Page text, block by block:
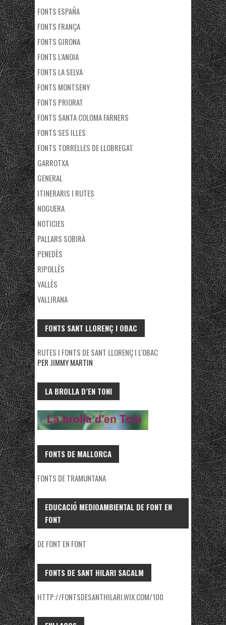
FONTS ESPAÑA
FONTS FRANÇA
FONTS GIRONA
FONTS L'ANOIA
FONTS LA SELVA
FONTS MONTSENY
FONTS PRIORAT
FONTS SANTA COLOMA FARNERS
FONTS SES ILLES
FONTS TORRELLES DE LLOBREGAT
GARROTXA
GENERAL
ITINERARIS I RUTES
NOGUERA
NOTICIES
PALLARS SOBIRÀ
PENEDÈS
RIPOLLÈS
VALLÈS
VALLIRANA
FONTS SANT LLORENÇ I OBAC
RUTES I FONTS DE SANT LLORENÇ I L'OBAC
PER JIMMY MARTIN
LA BROLLA D’EN TONI
FONTS DE MALLORCA
FONTS DE TRAMUNTANA
EDUCACIÓ MEDIOAMBIENTAL DE FONT EN
FONT
DE FONT EN FONT
FONTS DE SANT HILARI SACALM
HTTP://FONTSDESANTHILARI.WIX.COM/100